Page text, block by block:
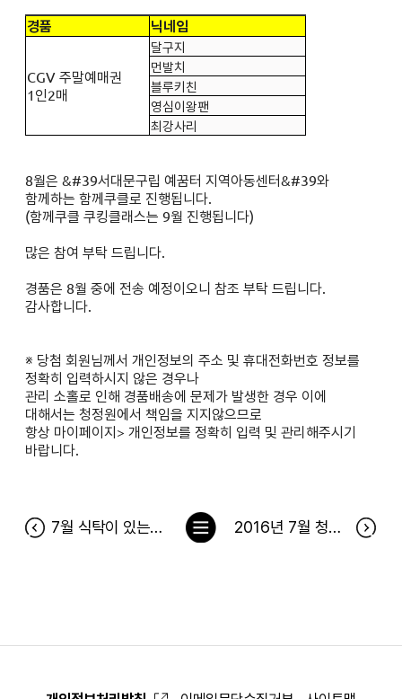
경품 닉네임
CGV 주말예매권
1인2매
달구지
먼발치
블루키친
영심이왕팬
최강사리
8월은 &#39서대문구립 예꿈터 지역아동센터&#39와
함께하는 함께쿠클로 진행됩니다.
(함께쿠클 쿠킹클래스는 9월 진행됩니다)
많은 참여 부탁 드립니다.
경품은 8월 중에 전송 예정이오니 참조 부탁 드립니다.
감사합니다.
※ 당첨 회원님께서 개인정보의 주소 및 휴대전화번호 정보를
정확히 입력하시지 않은 경우나
관리 소홀로 인해 경품배송에 문제가 발생한 경우 이에
대해서는 청정원에서 책임을 지지않으므로
항상 마이페이지> 개인정보를 정확히 입력 및 관리해주시기
바랍니다.
7월 식탁이 있는 풍경 당첨자 2016년 7월 청정원 출석 이벤트 및 바로 방문 당첨자
목